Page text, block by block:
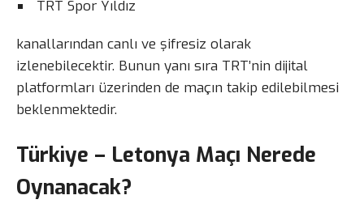
TRT Spor Yıldız
kanallarından canlı ve şifresiz olarak
izlenebilecektir. Bunun yanı sıra TRT’nin dijital
platformları üzerinden de maçın takip edilebilmesi
beklenmektedir.
Türkiye – Letonya Maçı Nerede
Oynanacak?